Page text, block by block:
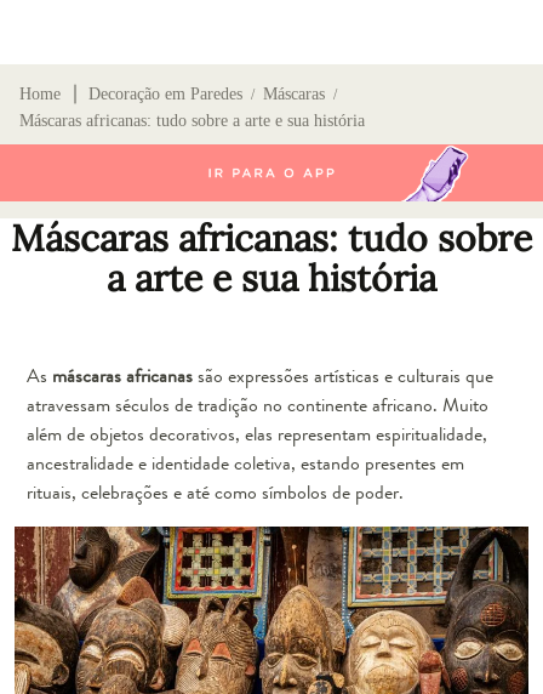
Home Decoração em Paredes / Máscaras /
Máscaras africanas: tudo sobre a arte e sua história
Máscaras africanas: tudo sobre
a arte e sua história
As máscaras africanassão expressões artísticas e culturais que
atravessam séculos de tradição no continente africano. Muito
além de objetos decorativos, elas representam espiritualidade,
ancestralidade e identidade coletiva, estando presentes em
rituais, celebrações e até como símbolos de poder.